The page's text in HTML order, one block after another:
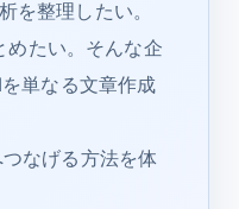
を整理したい。
めたい。そんな企
単なる文章作成
なげる方法を体